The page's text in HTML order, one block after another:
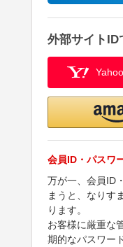
外部サイトID
会員ID・パスワ
万が一、会員ID
まうと、なりす
ります。
お客様に厳重な
期的なパスワー